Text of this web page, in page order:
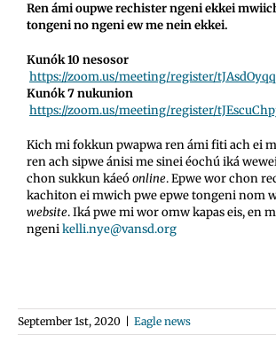
Ren ámi oupwe rechister ngeni ekkei
tongeni no ngeni ew me nein ekkei.
Kunók 10 nesosor
https://zoom.us/meeting/register/
Kunók 7 nukunion
https://zoom.us/meeting/register/
Kich mi fokkun pwapwa ren ámi fiti ach ei
ren ach sipwe ánisi me sinei éochú iká
chon sukkun káeóonline. Epwe wor chon
kachiton ei mwich pwe epwe tongeni nom
website. Iká pwe mi wor omw kapas eis, en
ngenikelli.nye@vansd.org
September 1st, 2020 Eagle news